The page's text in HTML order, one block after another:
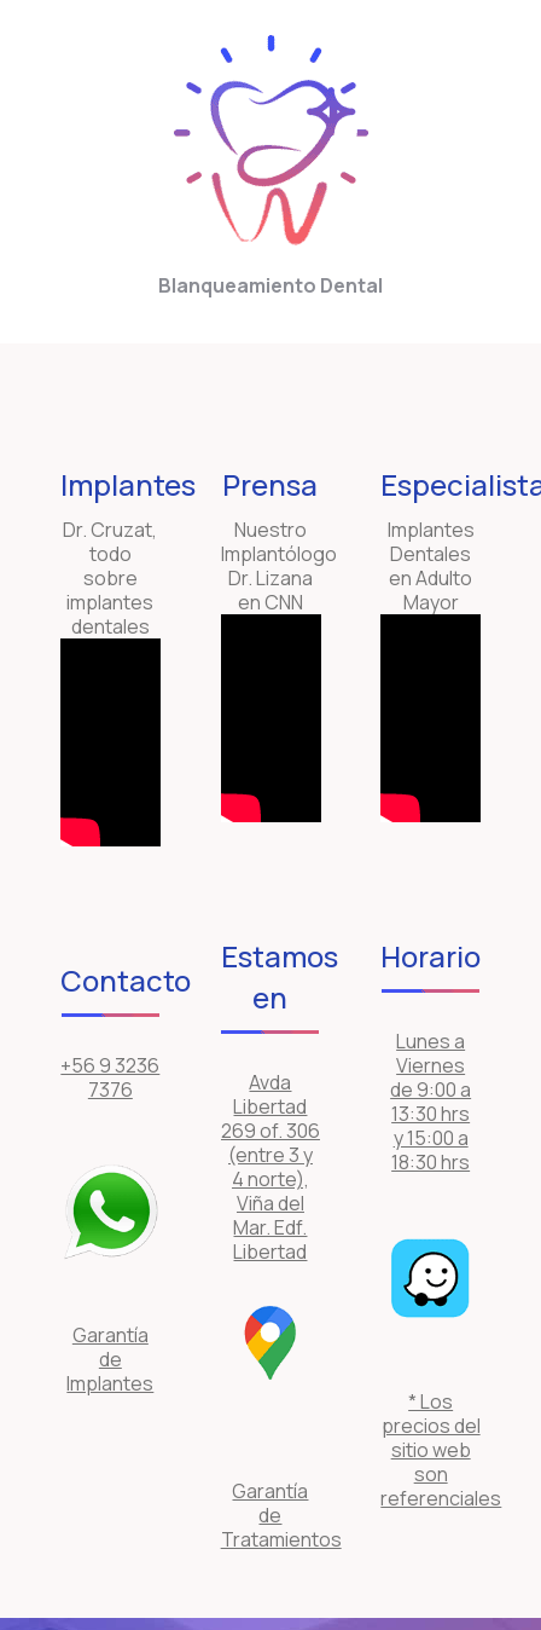
Blanqueamiento Dental
Implantes
Dr. Cruzat,
todo
sobre
implantes
dentales
Contacto
+56 9 3236
7376
Garantía
de
Implantes
Prensa
Nuestro
Implantólogo
Dr. Lizana
en CNN
Estamos
en
Avda
Libertad
269 of. 306
(entre 3 y
4 norte),
Viña del
Mar. Edf.
Libertad
Garantía
de
Tratamientos
Implantes
Dentales
en Adulto
Mayor
Horario
Lunes a
Viernes
de 9:00 a
13:30 hrs
y 15:00 a
18:30 hrs
* Los
precios del
sitio web
son
referenciales